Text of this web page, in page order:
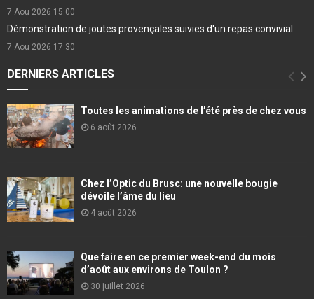
7 Aou 2026 15:00
Démonstration de joutes provençales suivies d'un repas convivial
7 Aou 2026 17:30
DERNIERS ARTICLES
Toutes les animations de l’été près de chez vous
6 août 2026
Chez l’Optic du Brusc: une nouvelle bougie
dévoile l’âme du lieu
4 août 2026
Que faire en ce premier week-end du mois
d’août aux environs de Toulon ?
30 juillet 2026